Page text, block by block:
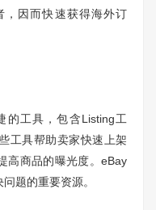
，因而快速获得海外订
工具，包含Listing工
工具帮助卖家快速上架
高商品的曝光度。eBay
题的重要资源。